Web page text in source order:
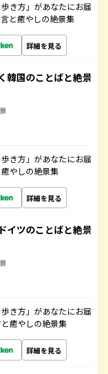
き方」があなたにお届
と癒やしの絶景集
詳細を見る
韓国のことばと絶景
き方」があなたにお届
やしの絶景集
詳細を見る
イツのことばと絶景
き方」があなたにお届
癒やしの絶景集
詳細を見る